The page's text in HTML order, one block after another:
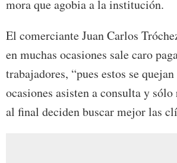
mora que agobia a la institución.
El comerciante Juan Carlos
en muchas ocasiones sale caro
trabajadores, “pues estos se
ocasiones asisten a consulta y
al final deciden buscar mejor las